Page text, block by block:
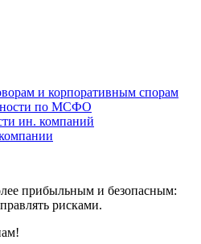
и корпоративным спорам
по МСФО
ин. компаний
прибыльным и безопасным:
рисками.